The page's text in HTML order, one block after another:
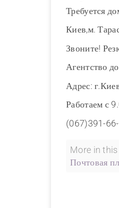
Требуется
Киев,м.
Звоните!
Агентство
Адрес:
Работаем с
(067)391-
More in
Почтовая